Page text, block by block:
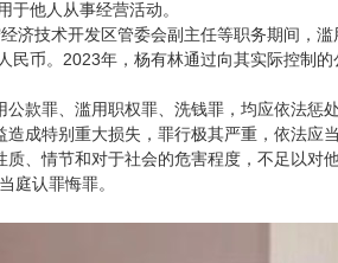
他人从事经营活动。
济技术开发区管委会副主任等职务期间，
币。2023年，杨有林通过向其实际控制
款罪、滥用职权罪、洗钱罪，均应依法惩
成特别重大损失，罪行极其严重，依法应
、情节和对于社会的危害程度，不足以对
庭认罪悔罪。